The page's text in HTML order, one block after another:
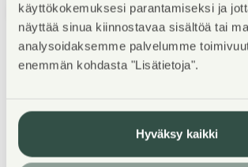
käyttökokemuksesi parantamiseksi ja
näyttää sinua kiinnostavaa sisältöä tai
analysoidaksemme palvelumme
enemmän kohdasta "Lisätietoja".
Hyväksy kaikki
1/5
Property Introduction